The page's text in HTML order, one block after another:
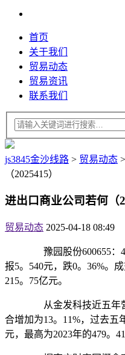
首页
关于我们
贸易动态
贸易资讯
联系我们
js3845金沙线路 > 贸易动态 >
（2025415）
进出口商业公司若何（
贸易动态 2025-04-18 08:49
豫园股份600655：4
报5。540元，跌0。36%。
215。75亿元。
从金发科技近五年
合增加为13。11%，过去五
元，最高为2023年的479。41